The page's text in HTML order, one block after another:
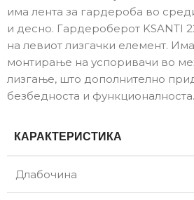
има лента за гардероба во
и десно. Гардероберот KSANTI
на левиот лизгачки елемент.
монтирање на успоривачи во
лизгање, што дополнително
безбедноста и функционалноста.
КАРАКТЕРИСТИКА
Длабочина